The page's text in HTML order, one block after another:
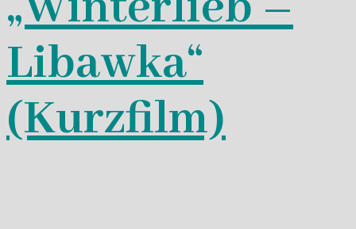
Libawka“
(Kurzfilm)